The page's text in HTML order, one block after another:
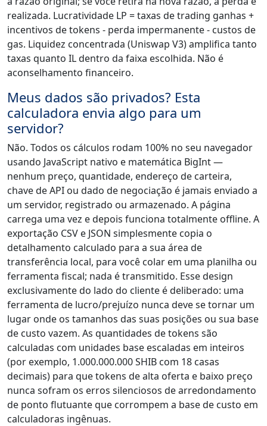
realizada. Lucratividade LP = taxas de trading ganhas +
incentivos de tokens - perda impermanente - custos de
gas. Liquidez concentrada (Uniswap V3) amplifica tanto
taxas quanto IL dentro da faixa escolhida. Não é
aconselhamento financeiro.
Meus dados são privados? Esta
calculadora envia algo para um
servidor?
Não. Todos os cálculos rodam 100% no seu navegador
usando JavaScript nativo e matemática BigInt —
nenhum preço, quantidade, endereço de carteira,
chave de API ou dado de negociação é jamais enviado a
um servidor, registrado ou armazenado. A página
carrega uma vez e depois funciona totalmente offline. A
exportação CSV e JSON simplesmente copia o
detalhamento calculado para a sua área de
transferência local, para você colar em uma planilha ou
ferramenta fiscal; nada é transmitido. Esse design
exclusivamente do lado do cliente é deliberado: uma
ferramenta de lucro/prejuízo nunca deve se tornar um
lugar onde os tamanhos das suas posições ou sua base
de custo vazem. As quantidades de tokens são
calculadas com unidades base escaladas em inteiros
(por exemplo, 1.000.000.000 SHIB com 18 casas
decimais) para que tokens de alta oferta e baixo preço
nunca sofram os erros silenciosos de arredondamento
de ponto flutuante que corrompem a base de custo em
calculadoras ingênuas.